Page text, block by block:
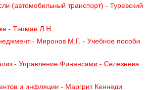
(автомобильный транспорт) - Туревский
- Тэпман Л.Н.
- Миронов M.Г. - Учебное пособи
- Управление Финансами - Селезнёва
и инфляции - Маргрит Кеннеди